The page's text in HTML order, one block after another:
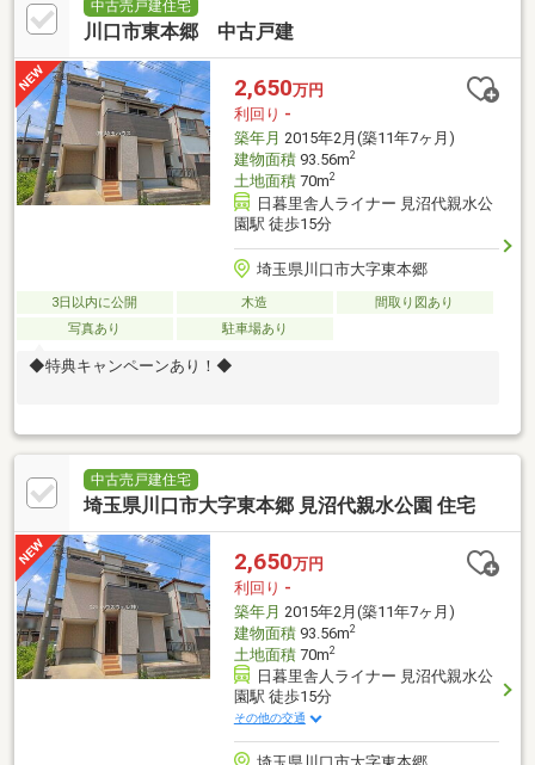
中古売戸建住宅
川口市東本郷 中古戸建
2,650万円
利回り -
築年月 2015年2月(築11年7ヶ月)
建物面積93.56m2
土地面積70m2
日暮里舎人ライナー 見沼代親水公
園駅 徒歩15分
埼玉県川口市大字東本郷
3日以内に公開 木造
間取り図あり
写真あり
駐車場あり
◆特典キャンペーンあり！◆
中古売戸建住宅
埼玉県川口市大字東本郷 見沼代親水公園 住宅
2,650万円
利回り -
築年月 2015年2月(築11年7ヶ月)
建物面積93.56m2
土地面積70m2
日暮里舎人ライナー 見沼代親水公
園駅 徒歩15分
その他の交通